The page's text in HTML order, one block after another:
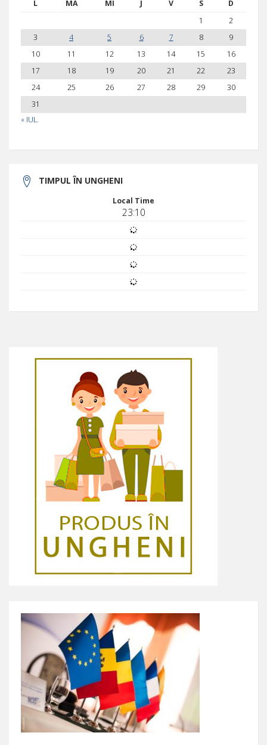
L MA MI J V S D
« IUL.
1
2
3
4 5 6 7 8
9
10
11 12 13 14 15
16
17
18 19 20 21 22
23
24
25 26 27 28 29
30
31
TIMPUL ÎN UNGHENI
Local Time
23:10